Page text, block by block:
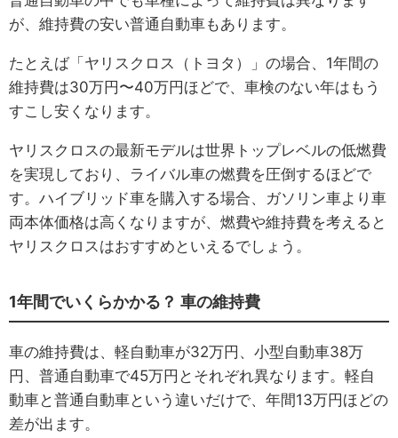
が、維持費の安い普通自動車もあります。
たとえば「ヤリスクロス（トヨタ）」の場合、1年間の
維持費は30万円〜40万円ほどで、車検のない年はもう
すこし安くなります。
ヤリスクロスの最新モデルは世界トップレベルの低燃費
を実現しており、ライバル車の燃費を圧倒するほどで
す。ハイブリッド車を購入する場合、ガソリン車より車
両本体価格は高くなりますが、燃費や維持費を考えると
ヤリスクロスはおすすめといえるでしょう。
1年間でいくらかかる？ 車の維持費
車の維持費は、軽自動車が32万円、小型自動車38万
円、普通自動車で45万円とそれぞれ異なります。軽自
動車と普通自動車という違いだけで、年間13万円ほどの
差が出ます。